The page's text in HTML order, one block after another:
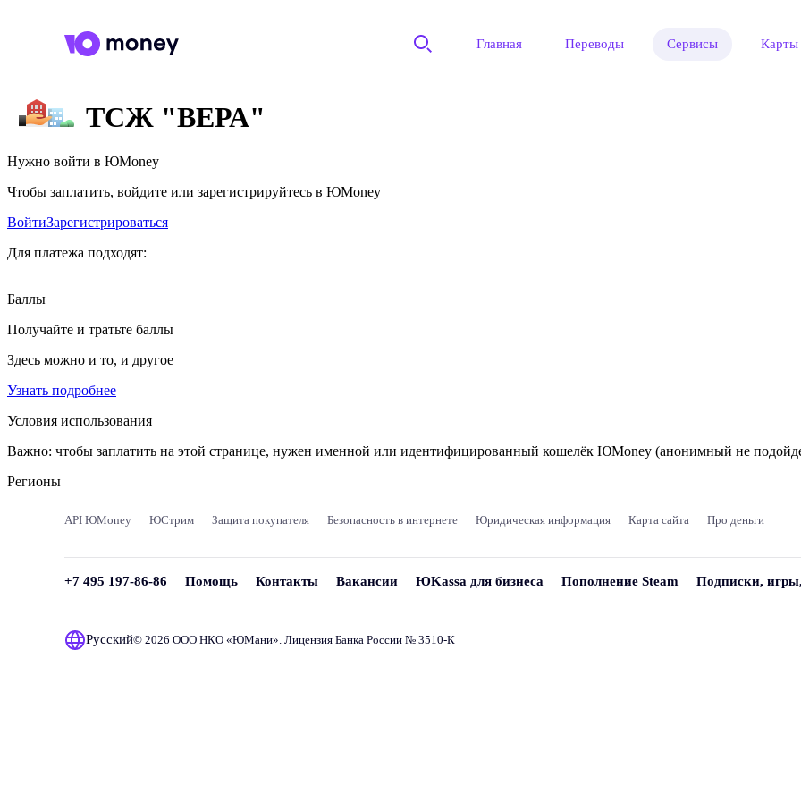
Главная Переводы Сервисы Карты
ТСЖ "ВЕРА"
Нужно войти в ЮMoney
Чтобы заплатить, войдите или зарегистрируйтесь в ЮMoney
ВойтиЗарегистрироваться
Для платежа подходят:
Баллы
Получайте и тратьте баллы
Здесь можно и то, и другое
Узнать подробнее
Условия использования
Важно: чтобы заплатить на этой странице, нужен именной или идентифицированный кошелёк ЮMoney (анонимный не
Регионы
API ЮMoney ЮСтрим Защита покупателя Безопасность в интернете Юридическая информация Карта сайта Про деньги
+7 495 197-86-86 Помощь Контакты Вакансии ЮKassa для бизнеса Пополнение Steam Подписки,
Русский© 2026 ООО НКО «ЮМани». Лицензия Банка России № 3510‑К